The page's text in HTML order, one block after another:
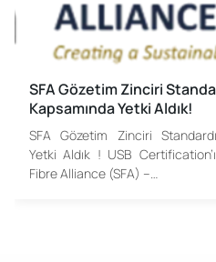
SFA Gözetim Zinciri
Kapsamında Yetki Aldık!
SFA Gözetim Zinciri
Yetki Aldık ! USB
Fibre Alliance (SFA) –…